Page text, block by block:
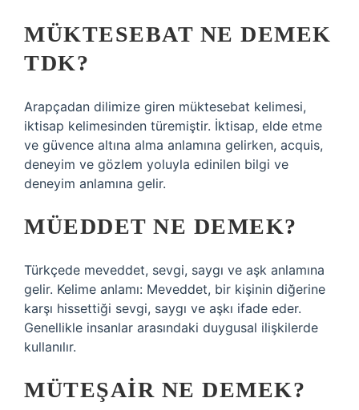
MÜKTESEBAT NE DEMEK
TDK?
Arapçadan dilimize giren müktesebat kelimesi,
iktisap kelimesinden türemiştir. İktisap, elde etme
ve güvence altına alma anlamına gelirken, acquis,
deneyim ve gözlem yoluyla edinilen bilgi ve
deneyim anlamına gelir.
MÜEDDET NE DEMEK?
Türkçede meveddet, sevgi, saygı ve aşk anlamına
gelir. Kelime anlamı: Meveddet, bir kişinin diğerine
karşı hissettiği sevgi, saygı ve aşkı ifade eder.
Genellikle insanlar arasındaki duygusal ilişkilerde
kullanılır.
MÜTEŞAIR NE DEMEK?